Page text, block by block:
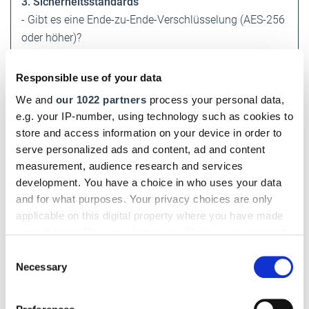
Responsible use of your data
We and our 1022 partners process your personal data,
e.g. your IP-number, using technology such as cookies to
store and access information on your device in order to
serve personalized ads and content, ad and content
measurement, audience research and services
development. You have a choice in who uses your data
and for what purposes. Your privacy choices are only
applicable on this digital property where you have made
the Privacy trigger icon.
Selection
Necessary
- Gibt es eine Ende-zu-Ende-Verschlüsselung (AES-256
oder höher)?
keine Master-Passwörter)?
Faktor-Authentifizierung?
4. Nutzerfreundlichkeit
- Gibt es Browser-Plugins zum Ausfüllen von Log-in-
Formularen?
- Gibt es mobile Apps für iOS und Android mit
Fingerabdruck-/Face- ID-Unterstützung?